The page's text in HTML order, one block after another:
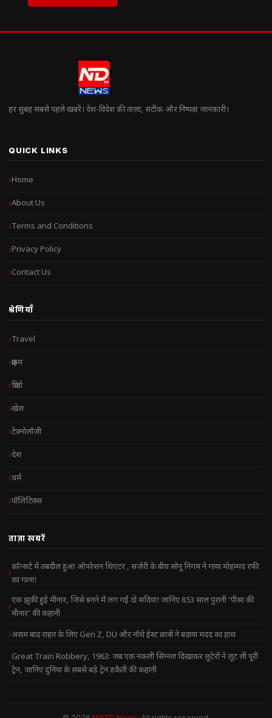
हर सुबह सबसे पहले खबरें। देश-विदेश की ताज़ा, सटीक और निष्पक्ष जानकारी।
QUICK LINKS
Home
About Us
Terms and Conditions
Privacy Policy
Contact Us
श्रेणियाँ
Travel
क्राइम
क्रिप्टो
खेल
टेक्नोलॉजी
देश
धर्म
पॉलिटिक्स
ताज़ा खबरें
कॉन्सर्ट में तबदील हुआ ऑपरेशन थिएटर , सर्जरी के बीच सोनू निगम ने गाया मोहम्मद रफी
का गाना!
एक झुकी हुई मीनार, जिसे बनने में लग गईं दो सदियां! जानिए 853 साल पुरानी ‘पीसा की
मीनार’ की कहानी
असम बाढ़ राहत के लिए Gen Z, DU और नॉर्थ ईस्ट छात्रों ने बढ़ाया मदद का हाथ
Great Train Robbery, 1963: जब एक नकली सिग्नल दिखाकर लुटेरों ने लूट ली पूरी
ट्रेन, जानिए दुनिया के सबसे बड़े ट्रेन डकैती की कहानी